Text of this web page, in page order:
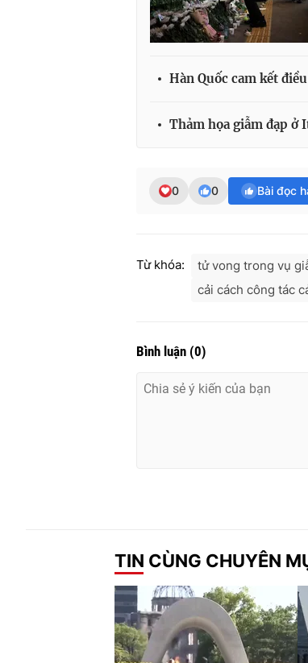
Hàn Quốc cam kết
Thảm họa giẫm đạp ở
0 0 Bài đọc
Từ khóa: tử vong trong vụ
cải cách công tác
Bình luận (0)
TIN CÙNG CHUYÊN